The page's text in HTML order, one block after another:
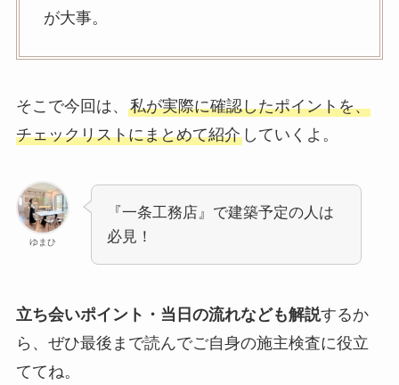
が大事。
そこで今回は、 私が実際に確認したポイントを、
チェックリストにまとめて紹介していくよ。
ゆまひ
『一条工務店』で建築予定の人は
必見！
立ち会いポイント・当日の流れなども解説するか
ら、ぜひ最後まで読んでご自身の施主検査に役立
ててね。